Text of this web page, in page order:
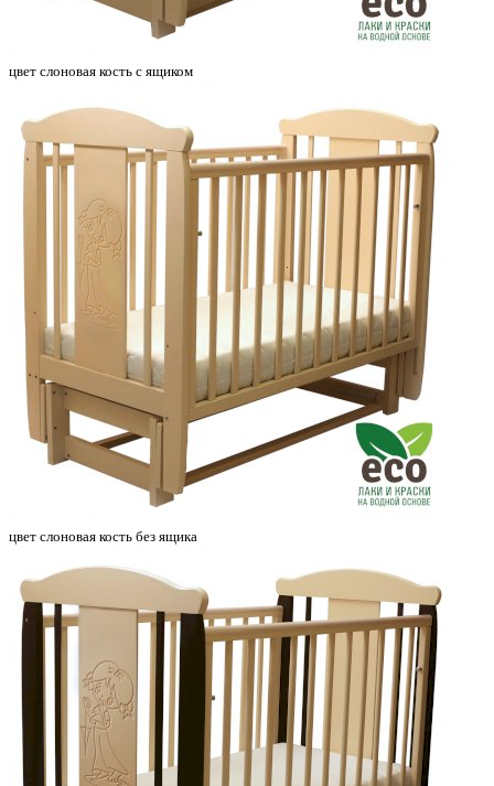
цвет слоновая кость с ящиком
цвет слоновая кость без ящика